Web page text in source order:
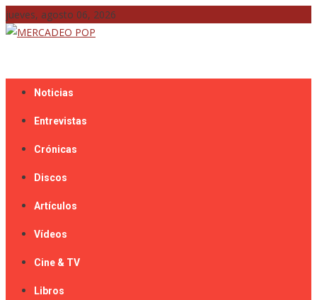
Skip
to
jueves, agosto 06, 2026
Noticias
Entrevistas
Crónicas
Discos
Artículos
Vídeos
Cine & TV
Libros